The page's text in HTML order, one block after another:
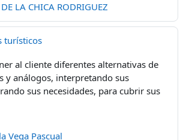
LA CHICA RODRIGUEZ
turísticos
al cliente diferentes alternativas de
y análogos, interpretando sus
sus necesidades, para cubrir sus
Vega Pascual